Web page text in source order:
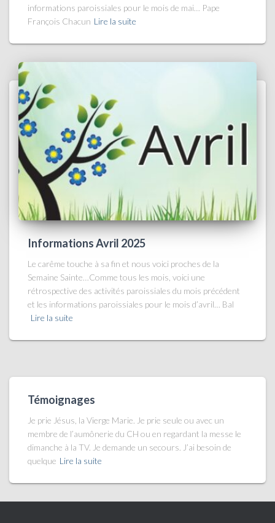
informations paroissiales pour le mois de mai… Pape
François Chacun Lire la suite
Informations Avril 2025
Le carême touche à sa fin et nous voici proches de la
Semaine Sainte…Comme tous les mois, voici une
rétrospective des activités paroissiales du mois précédent
et les informations paroissiales pour le mois d’avril… Bal
Lire la suite
Témoignages
Je prie Jésus, la Vierge Marie. Je prie seule ou avec un
membre de l’aumônerie du CH ou en regardant la messe le
dimanche à la TV. Je demande un secours. J’ai besoin de
quelque Lire la suite